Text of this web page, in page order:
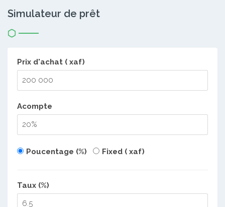
Simulateur de prêt
Prix d'achat ( xaf)
Acompte
Poucentage (%) Fixed ( xaf)
Taux (%)